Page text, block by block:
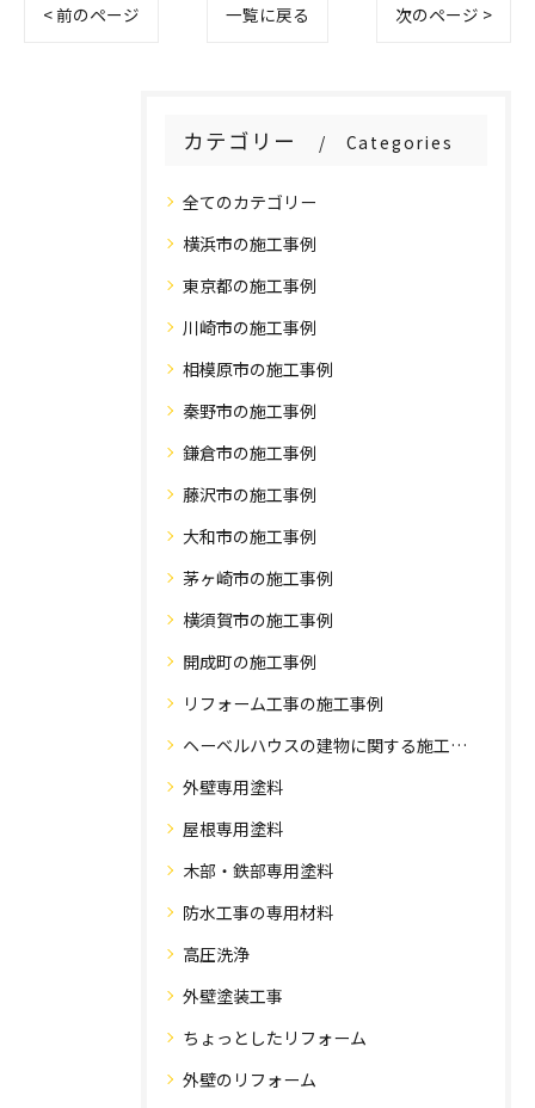
< 前のページ 一覧に戻る 次のページ >
カテゴリー Categories
全てのカテゴリー
横浜市の施工事例
東京都の施工事例
川崎市の施工事例
相模原市の施工事例
秦野市の施工事例
鎌倉市の施工事例
藤沢市の施工事例
大和市の施工事例
茅ヶ崎市の施工事例
横須賀市の施工事例
開成町の施工事例
リフォーム工事の施工事例
ヘーベルハウスの建物に関する施工事例
外壁専用塗料
屋根専用塗料
木部・鉄部専用塗料
防水工事の専用材料
高圧洗浄
外壁塗装工事
ちょっとしたリフォーム
外壁のリフォーム